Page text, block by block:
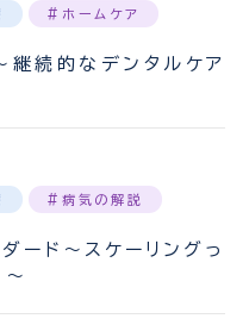
#ホームケア
継続的なデンタルケア
#病気の解説
ード〜スケーリングっ